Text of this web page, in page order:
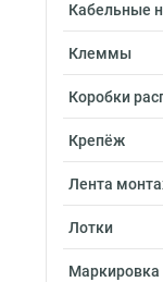
Кабельные
Клеммы
Коробки
Крепёж
Лента
Лотки
Маркировка